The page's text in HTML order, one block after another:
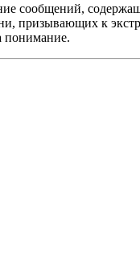
сообщений,
призывающих к
понимание.